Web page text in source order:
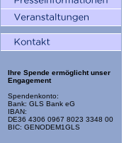
Ihre Spende ermöglicht unser
Engagement
Spendenkonto:
Bank: GLS Bank eG
IBAN:
DE36 4306 0967 8023 3348 00
BIC: GENODEM1GLS